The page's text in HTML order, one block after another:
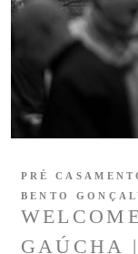
GAÚCHA
PRÉ
BENTO